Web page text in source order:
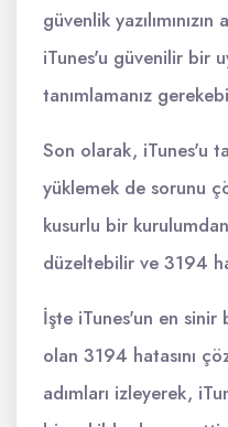
güvenlik
iTunes'u güvenilir bir
tanımlamanız
Son olarak, iTunes'u
yüklemek de sorunu
kusurlu bir
düzeltebilir ve 3194
İşte iTunes'un en sinir
olan 3194 hatasını
adımları izleyerek,